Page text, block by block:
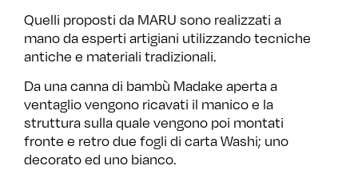
Quelli proposti da MARU sono realizzati a
mano da esperti artigiani utilizzando tecniche
antiche e materiali tradizionali.
Da una canna di bambù Madake aperta a
ventaglio vengono ricavati il manico e la
struttura sulla quale vengono poi montati
fronte e retro due fogli di carta Washi; uno
decorato ed uno bianco.